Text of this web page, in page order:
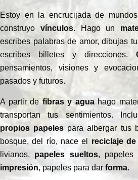
Estoy en la encrucijada de
construyo vínculos. Hago un
escribes palabras de amor, dibujas
escribes billetes y direcciones.
pensamientos, visiones y
pasados ​​y futuros.
A partir defibras y aguahago
transportan tus sentimientos.
propios papeles para albergar tus
bosque, del río, nace el reciclaje
livianos, papeles sueltos, papeles
impresión, papeles para dar forma.